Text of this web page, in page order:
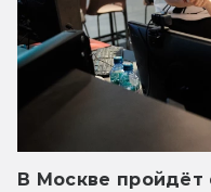
В Москве